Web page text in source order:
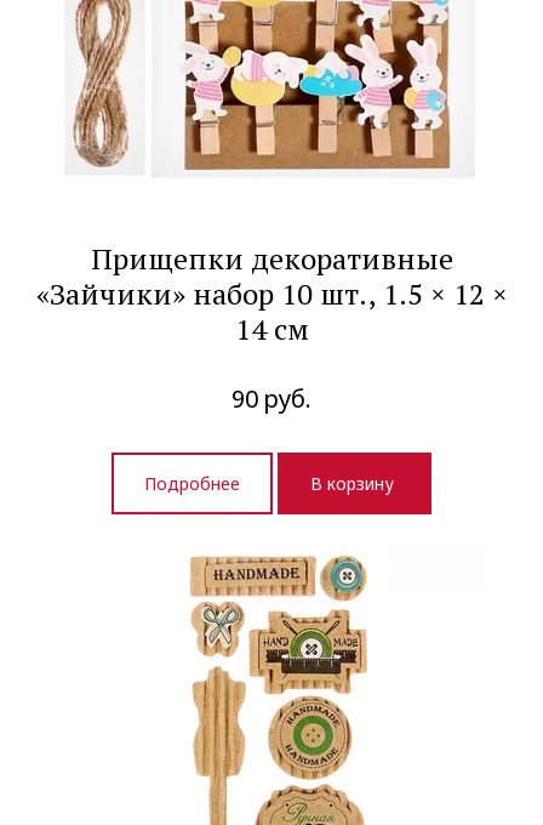
Прищепки декоративные
«Зайчики» набор 10 шт., 1.5 × 12 ×
14 см
90 руб.
Подробнее В корзину